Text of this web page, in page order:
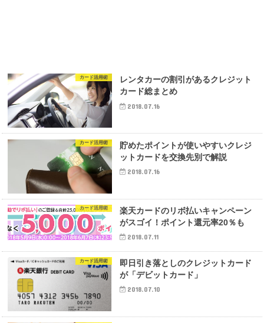
カード活用術
レンタカーの割引があるクレジット
カード総まとめ
2018.07.16
カード活用術
貯めたポイントが使いやすいクレジ
ットカードを交換先別で解説
2018.07.16
カード活用術
楽天カードのリボ払いキャンペーン
がスゴイ！ポイント還元率20％も
2018.07.11
カード活用術
即日引き落としのクレジットカード
が「デビットカード」
2018.07.10